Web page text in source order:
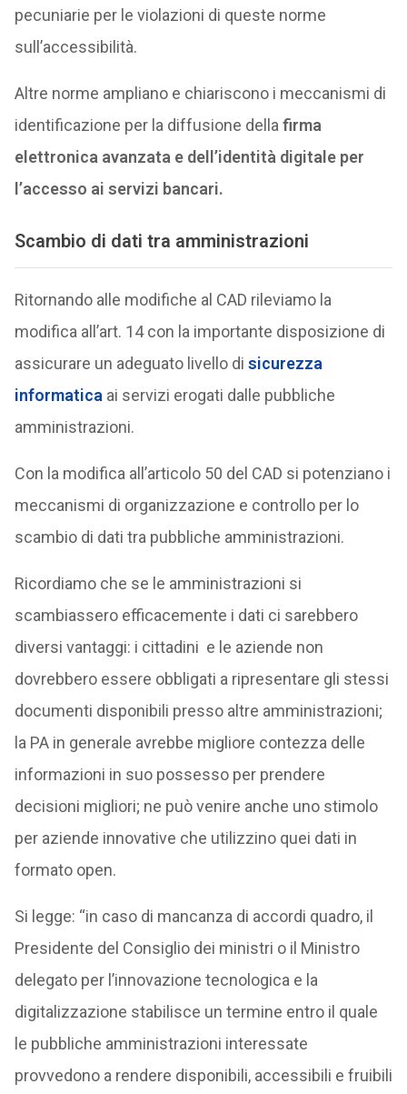
pecuniarie per le violazioni di queste norme
sull’accessibilità.
Altre norme ampliano e chiariscono i meccanismi di
identificazione per la diffusione della firma
elettronica avanzata e dell’identità digitale per
l’accesso ai servizi bancari.
Scambio di dati tra amministrazioni
Ritornando alle modifiche al CAD rileviamo la
modifica all’art. 14 con la importante disposizione di
assicurare un adeguato livello di sicurezza
informatica ai servizi erogati dalle pubbliche
amministrazioni.
Con la modifica all’articolo 50 del CAD si potenziano i
meccanismi di organizzazione e controllo per lo
scambio di dati tra pubbliche amministrazioni.
Ricordiamo che se le amministrazioni si
scambiassero efficacemente i dati ci sarebbero
diversi vantaggi: i cittadini e le aziende non
dovrebbero essere obbligati a ripresentare gli stessi
documenti disponibili presso altre amministrazioni;
la PA in generale avrebbe migliore contezza delle
informazioni in suo possesso per prendere
decisioni migliori; ne può venire anche uno stimolo
per aziende innovative che utilizzino quei dati in
formato open.
Si legge: “in caso di mancanza di accordi quadro, il
Presidente del Consiglio dei ministri o il Ministro
delegato per l’innovazione tecnologica e la
digitalizzazione stabilisce un termine entro il quale
le pubbliche amministrazioni interessate
provvedono a rendere disponibili, accessibili e fruibili